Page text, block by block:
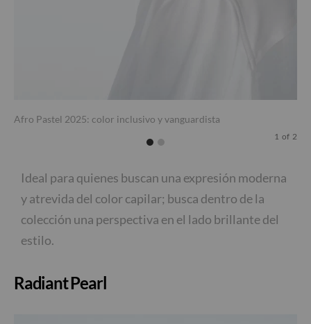
Afro Pastel 2025: color inclusivo y vanguardista
1 of 2
Ideal para quienes buscan una expresión moderna
y atrevida del color capilar; busca dentro de la
colección una perspectiva en el lado brillante del
estilo.
Radiant Pearl